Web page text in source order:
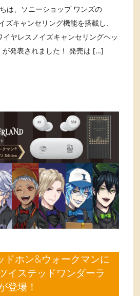
、ソニーショップ ワンズの
キャンセリング機能を搭載し、
ヤレスノイズキャンセリングヘッ
が発表されました！ 発売は […]
ドホン&ウォークマンに
イステッドワンダーラ
登場！